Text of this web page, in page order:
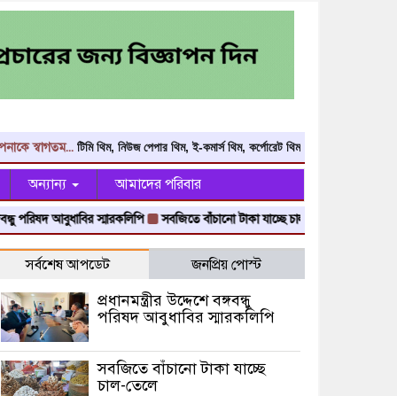
টিমি থিম, নিউজ পেপার থিম, ই-কমার্স থিম, কর্পোরেট থিম, স্কুল কলেজের থিমস কিনতে
অন্যান্য আমাদের পরিবার
আবুধাবির স্মারকলিপি সবজিতে বাঁচানো টাকা যাচ্ছে চাল-তেলে
সর্বশেষ আপডেট জনপ্রিয় পোস্ট
প্রধানমন্ত্রীর উদ্দেশে বঙ্গবন্ধু
পরিষদ আবুধাবির স্মারকলিপি
সবজিতে বাঁচানো টাকা যাচ্ছে
চাল-তেলে